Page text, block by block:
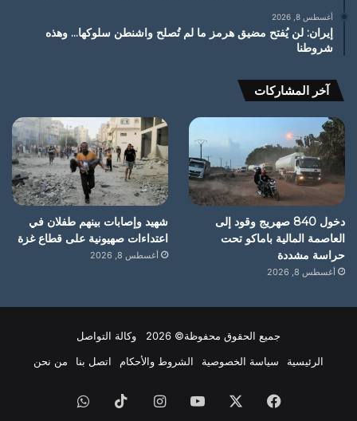
أغسطس 8, 2026
إيران: لن يُفتح مضيق هرمز ما لم تُصلح واشنطن سلوكها… وهذه
شروطنا
آخر المشاركات
دخول 840 صهريج وقود إلى
العاصمة المالية باماكو تحت
حراسة مشددة
أغسطس 8, 2026
شهيد وإصابات بينهم طفلان في
اعتداءات صهيونية على قطاع غزة
أغسطس 8, 2026
جميع الحقوق محفوظة© 2026 وكالة التواصل
الرئيسية
سياسة الخصوصية الشروط والأحكام اتصل بنا من نحن
فيسبوك يوتيوبانستقرام ‫TikTokواتساب